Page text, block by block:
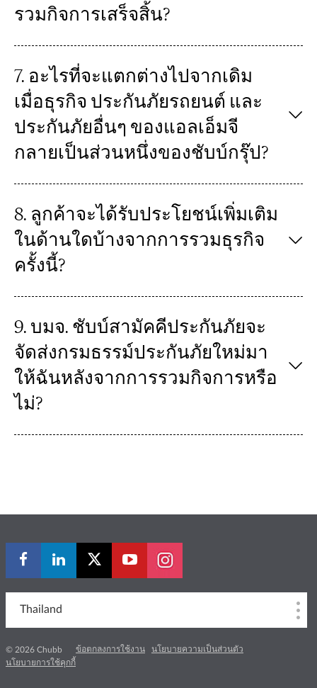
รวมกิจการเสร็จสิ้น?
7. อะไรที่จะแตกต่างไปจากเดิม
เมื่อธุรกิจ ประกันภัยรถยนต์ และ
ประกันภัยอื่นๆ ของแอลเอ็มจี
กลายเป็นส่วนหนึ่งของชับบ์กรุ๊ป?
8. ลูกค้าจะได้รับประโยชน์เพิ่มเติม
ในด้านใดบ้างจากการรวมธุรกิจ
ครั้งนี้?
9. บมจ. ชับบ์สามัคคีประกันภัยจะ
จัดส่งกรมธรรม์ประกันภัยใหม่มา
ให้ฉันหลังจากการรวมกิจการหรือ
ไม่?
Thailand
© 2026 Chubb ข้อตกลงการใช้งาน
นโยบายความเป็นส่วนตัว
นโยบายการใช้คุกกี้